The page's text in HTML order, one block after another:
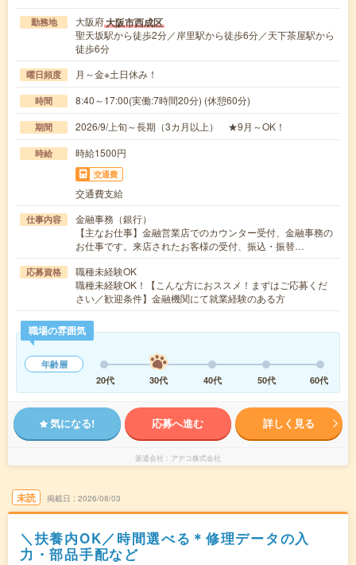
勤務地 大阪府大阪市西成区
聖天坂駅から徒歩2分／岸里駅から徒歩6分／天下茶屋駅から
徒歩6分
曜日頻度 月～金※土日休み！
時間 8:40～17:00(実働:7時間20分) (休憩60分)
期間 2026/9/上旬～長期（3カ月以上） ★9月～OK！
時給 時給1500円
交通費
交通費支給
仕事内容
金融事務（銀行）
【主なお仕事】金融営業店でのカウンター受付、金融事務の
お仕事です。来店されたお客様の受付、振込・振替…
応募資格
職種未経験OK
職種未経験OK！【こんな方におススメ！まずはご応募くだ
さい／歓迎条件】金融機関にて就業経験のある方
職場の雰囲気
年齢層
20代
30代 40代 50代 60代
気になる! 応募へ進む 詳しく見る
派遣会社 アデコ株式会社
未読 掲載日 2026/08/03
＼扶養内OK／時間選べる＊修理データの入
力・部品手配など